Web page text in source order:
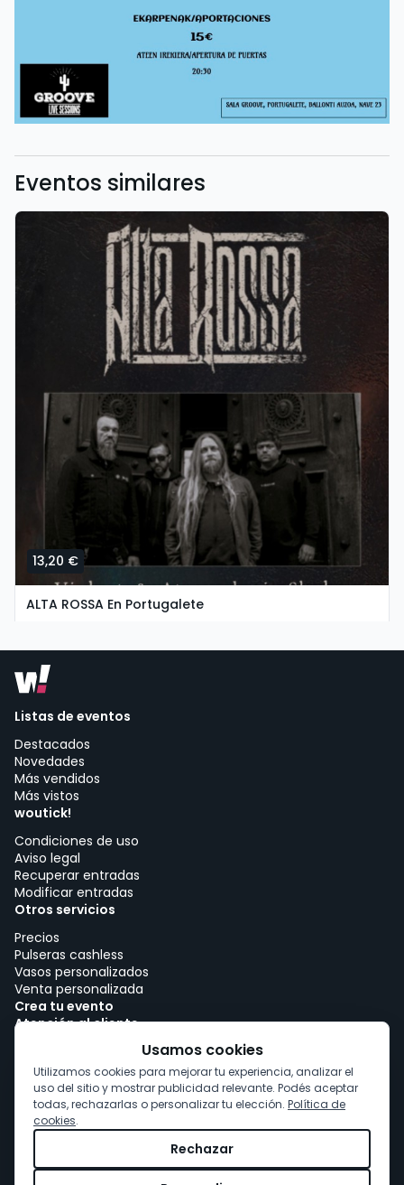
Eventos similares
13,20 €
ALTA ROSSA En Portugalete
Listas de eventos
Destacados
Novedades
Más vendidos
Más vistos
woutick!
Condiciones de uso
Aviso legal
Recuperar entradas
Modificar entradas
Otros servicios
Precios
Pulseras cashless
Vasos personalizados
Venta personalizada
Crea tu evento
Atención al cliente
Consentimiento de cookies
Usamos cookies
Utilizamos cookies para mejorar tu experiencia, analizar el
uso del sitio y mostrar publicidad relevante. Podés aceptar
todas, rechazarlas o personalizar tu elección. Política de
cookies.
Rechazar